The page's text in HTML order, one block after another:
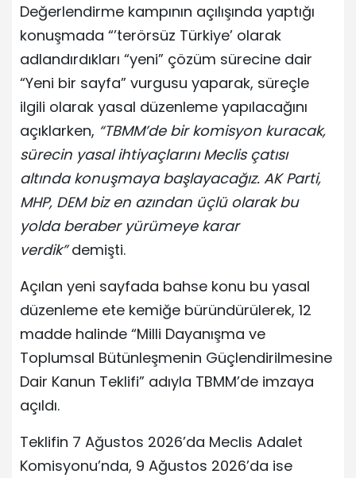
Değerlendirme kampının açılışında yaptığı
konuşmada “’terörsüz Türkiye’ olarak
adlandırdıkları “yeni” çözüm sürecine dair
“Yeni bir sayfa” vurgusu yaparak, süreçle
ilgili olarak yasal düzenleme yapılacağını
açıklarken, “TBMM’de bir komisyon kuracak,
sürecin yasal ihtiyaçlarını Meclis çatısı
altında konuşmaya başlayacağız. AK Parti,
MHP, DEM biz en azından üçlü olarak bu
yolda beraber yürümeye karar
verdik”demişti.
Açılan yeni sayfada bahse konu bu yasal
düzenleme ete kemiğe büründürülerek, 12
madde halinde “Milli Dayanışma ve
Toplumsal Bütünleşmenin Güçlendirilmesine
Dair Kanun Teklifi” adıyla TBMM’de imzaya
açıldı.
Teklifin 7 Ağustos 2026’da Meclis Adalet
Komisyonu’nda, 9 Ağustos 2026’da ise